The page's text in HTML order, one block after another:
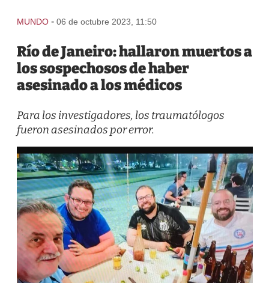
MUNDO - 06 de octubre 2023, 11:50
Río de Janeiro: hallaron muertos a
los sospechosos de haber
asesinado a los médicos
Para los investigadores, los traumatólogos
fueron asesinados por error.